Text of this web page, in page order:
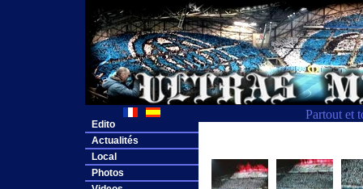
Partout et
Edito
Actualités
Local
Photos